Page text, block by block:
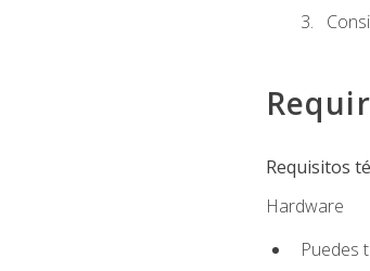
Requisitos
Hardware
Puedes